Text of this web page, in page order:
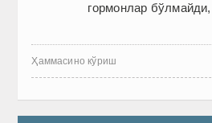
гормонлар
Ҳаммасино кўриш